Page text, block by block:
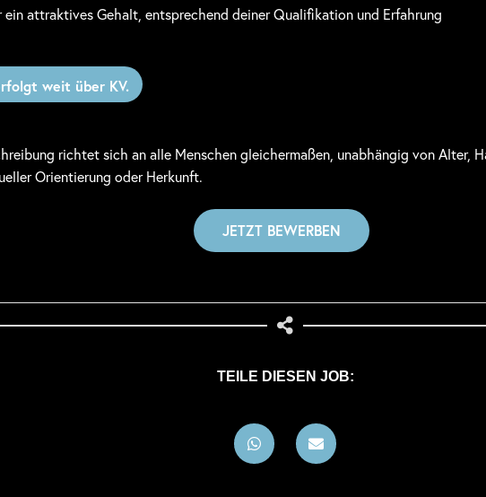
ein attraktives Gehalt, entsprechend deiner Qualifikation und Erfahrung
weit über KV.
richtet sich an alle Menschen gleichermaßen, unabhängig von Alter,
Orientierung oder Herkunft.
TEILE DIESEN JOB: